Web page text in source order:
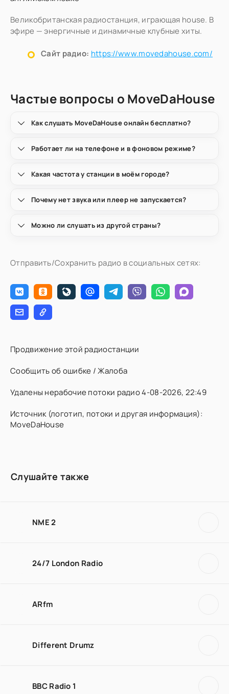
Великобританская радиостанция, играющая house. В
эфире — энергичные и динамичные клубные хиты.
Сайт радио: https://www.movedahouse.com/
Частые вопросы о MoveDaHouse
Как слушать MoveDaHouse онлайн бесплатно?
Работает ли на телефоне и в фоновом режиме?
Какая частота у станции в моём городе?
Почему нет звука или плеер не запускается?
Можно ли слушать из другой страны?
Отправить/Сохранить радио в социальных сетях:
Продвижение этой радиостанции
Сообщить об ошибке / Жалоба
Удалены нерабочие потоки радио 4-08-2026, 22:49
Источник (логотип, потоки и другая информация):
MoveDaHouse
Слушайте также
NME 2
24/7 London Radio
ARfm
Different Drumz
BBC Radio 1